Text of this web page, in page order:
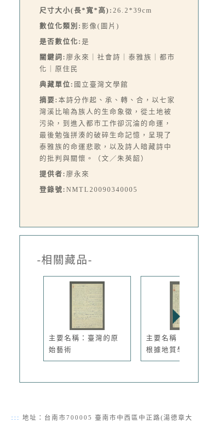
尺寸大小(長*寬*高): 26.2*39cm
數位化類別: 影像(圖片)
是否數位化: 是
關鍵詞: 廖永來｜社會詩｜泰雅族｜都市
化｜原住民
典藏單位: 國立臺灣文學館
摘要: 本詩分作起、承、轉、合，以七家
灣溪比喻為族人的生命象徵，從土地被
污染，到進入都市工作卻沉淪的命運，
最後勉強拼湊的破碎生命記憶，呈現了
泰雅族的命運悲歌，以及詩人暗藏詩中
的批判與關懷。（文／朱英韶）
提供者: 廖永來
登錄號: NMTL20090340005
-相關藏品-
主要名稱：臺灣的原
始藝術
主要名稱：無題名：
根據地質學...
::: 地址：台南市700005 臺南市中西區中正路(湯德章大